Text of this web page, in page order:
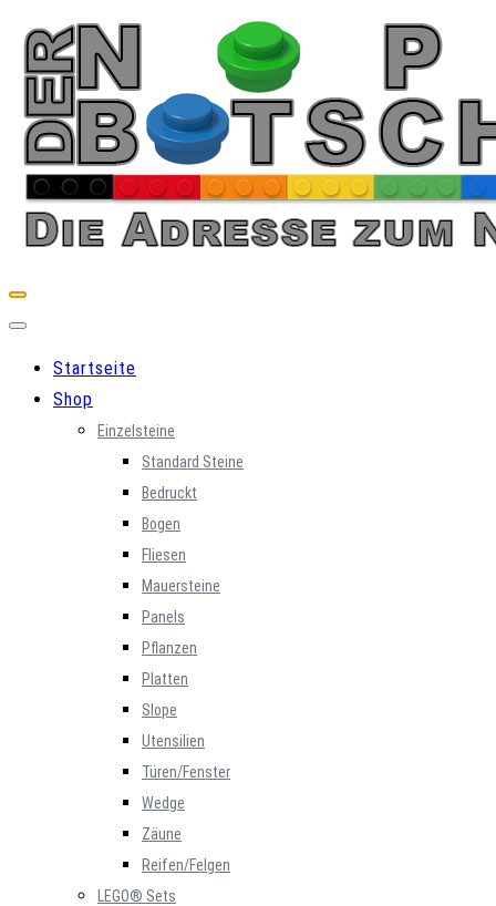
Skip
content
Startseite
Shop
Einzelsteine
Standard Steine
Bedruckt
Bogen
Fliesen
Mauersteine
Panels
Pflanzen
Platten
Slope
Utensilien
Türen/Fenster
Wedge
Zäune
Reifen/Felgen
LEGO® Sets